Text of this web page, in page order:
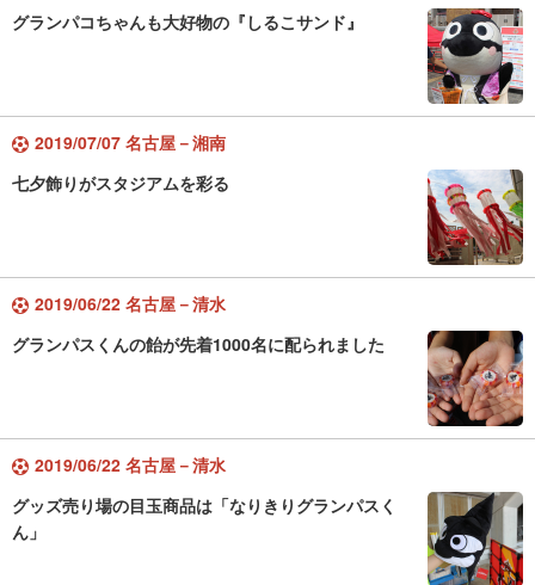
グランパコちゃんも大好物の『しるこサンド』
2019/07/07 名古屋－湘南
七夕飾りがスタジアムを彩る
2019/06/22 名古屋－清水
グランパスくんの飴が先着1000名に配られました
2019/06/22 名古屋－清水
グッズ売り場の目玉商品は「なりきりグランパスく
ん」